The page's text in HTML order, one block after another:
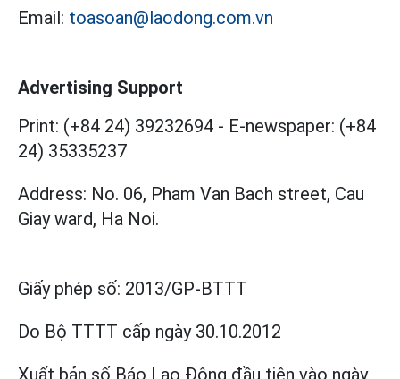
Email: toasoan@laodong.com.vn
Advertising Support
Print: (+84 24) 39232694 - E-newspaper: (+84
24) 35335237
Address: No. 06, Pham Van Bach street, Cau
Giay ward, Ha Noi.
Giấy phép số: 2013/GP-BTTT
Do Bộ TTTT cấp ngày 30.10.2012
Xuất bản số Báo Lao Động đầu tiên vào ngày